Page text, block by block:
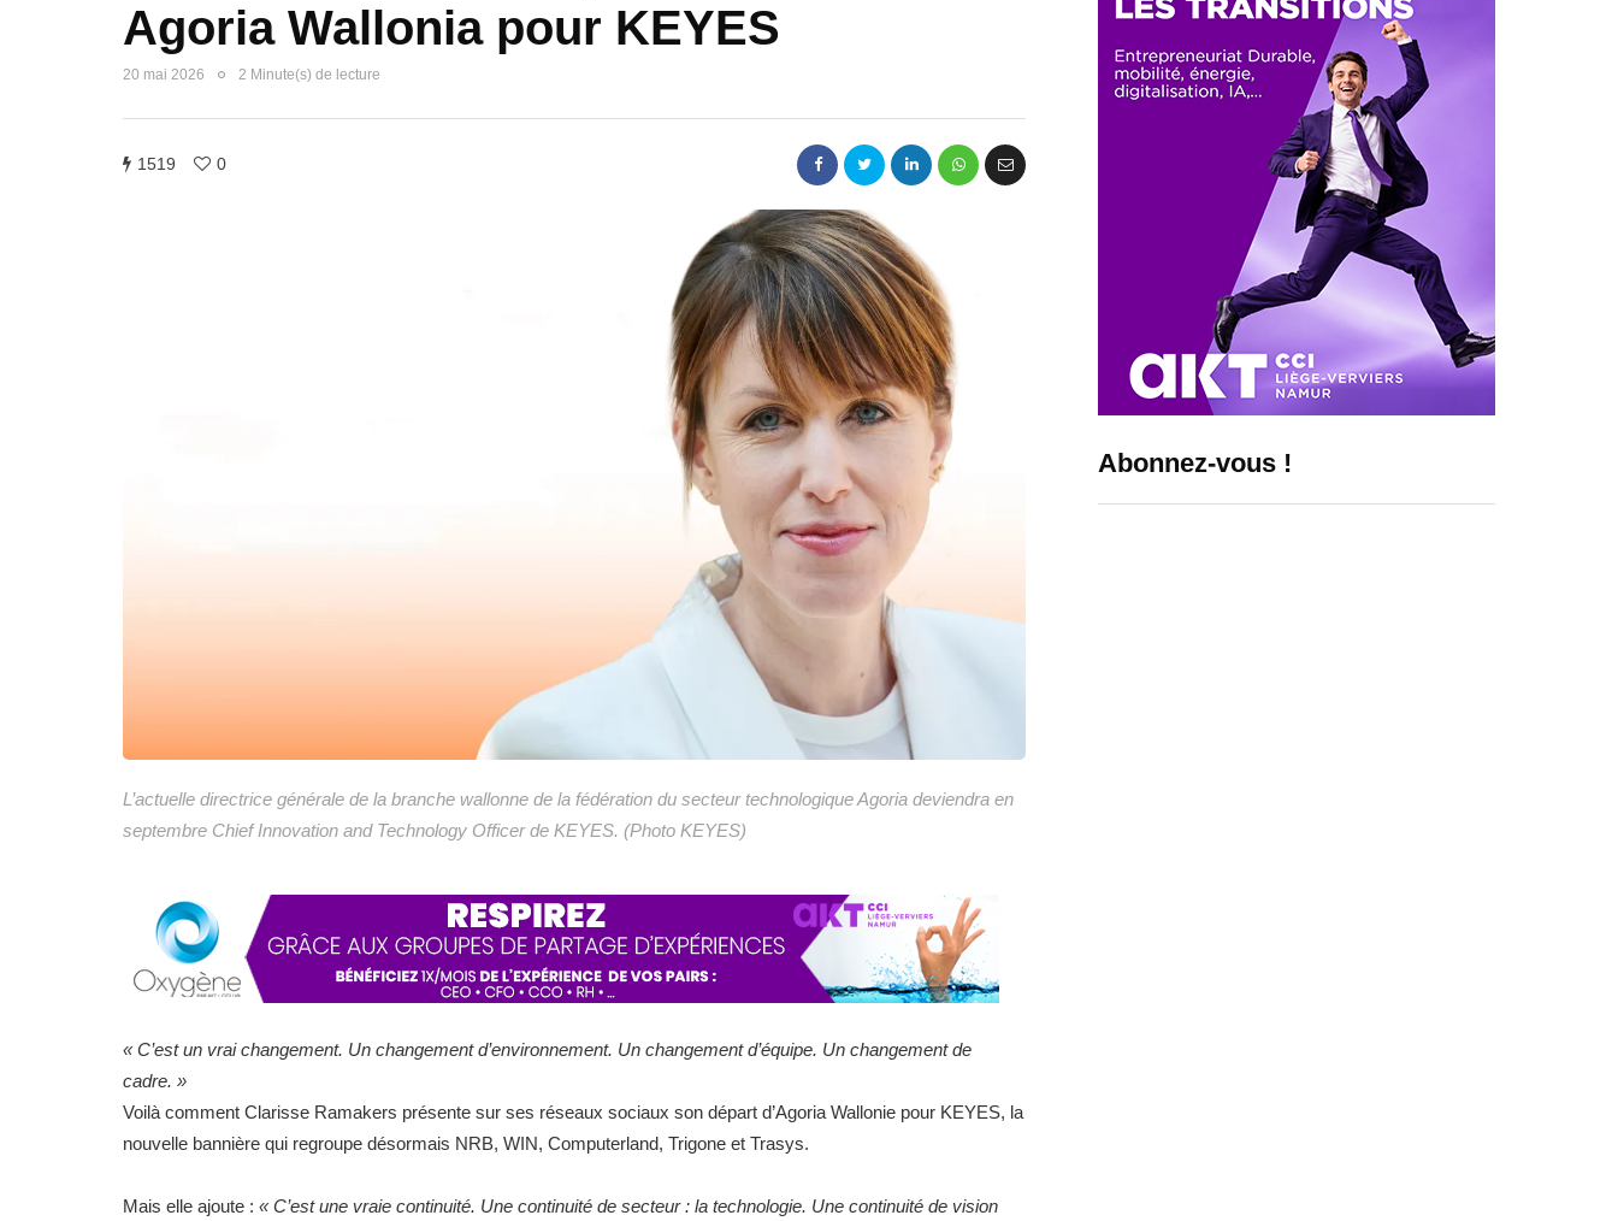
Agoria Wallonia pour KEYES
20 mai 2026 2 Minute(s) de lecture
1519 0
L’actuelle directrice générale de la branche wallonne de la fédération du secteur technologique Agoria deviendra en
septembre Chief Innovation and Technology Officer de KEYES. (Photo KEYES)
« C’est un vrai changement. Un changement d’environnement. Un changement d’équipe. Un changement de
cadre. »
Voilà comment Clarisse Ramakers présente sur ses réseaux sociaux son départ d’Agoria Wallonie pour KEYES, la
nouvelle bannière qui regroupe désormais NRB, WIN, Computerland, Trigone et Trasys.
Mais elle ajoute : « C’est une vraie continuité. Une continuité de secteur : la technologie. Une continuité de vision
Abonnez-vous !